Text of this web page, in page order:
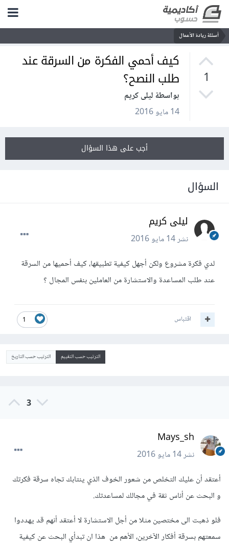
أسئلة ريادة الأعمال
1
كيف أحمي الفكرة من السرقة عند
طلب النصح؟
بواسطة ليلى كريم
14 مايو 2016
أجب على هذا السؤال
السؤال
ليلى كريم
نشر14 مايو 2016
لدي فكرة مشروع ولكن أجهل كيفية تطبيقها، كيف أحميها من السرقة
عند طلب المساعدة والاستشارة من العاملين بنفس المجال ؟
1 اقتباس
الترتيب حسب التقييم الترتيب حسب التاريخ
3
Mays_sh
نشر14 مايو 2016
أعتقد أن عليك التخلص من شعور الخوف الذي ينتابك تجاه سرقة فكرتك
و البحث عن أناس ثقة في مجالك لمساعدتك.
فلو ذهبت الى مختصين مثلا من أجل الاستشارة لا أعتقد أنهم قد يهددوا
سمعتهم بسرقة أفكار الآخرين، الأهم من هذا ان تبدأي البحث عن كيفية